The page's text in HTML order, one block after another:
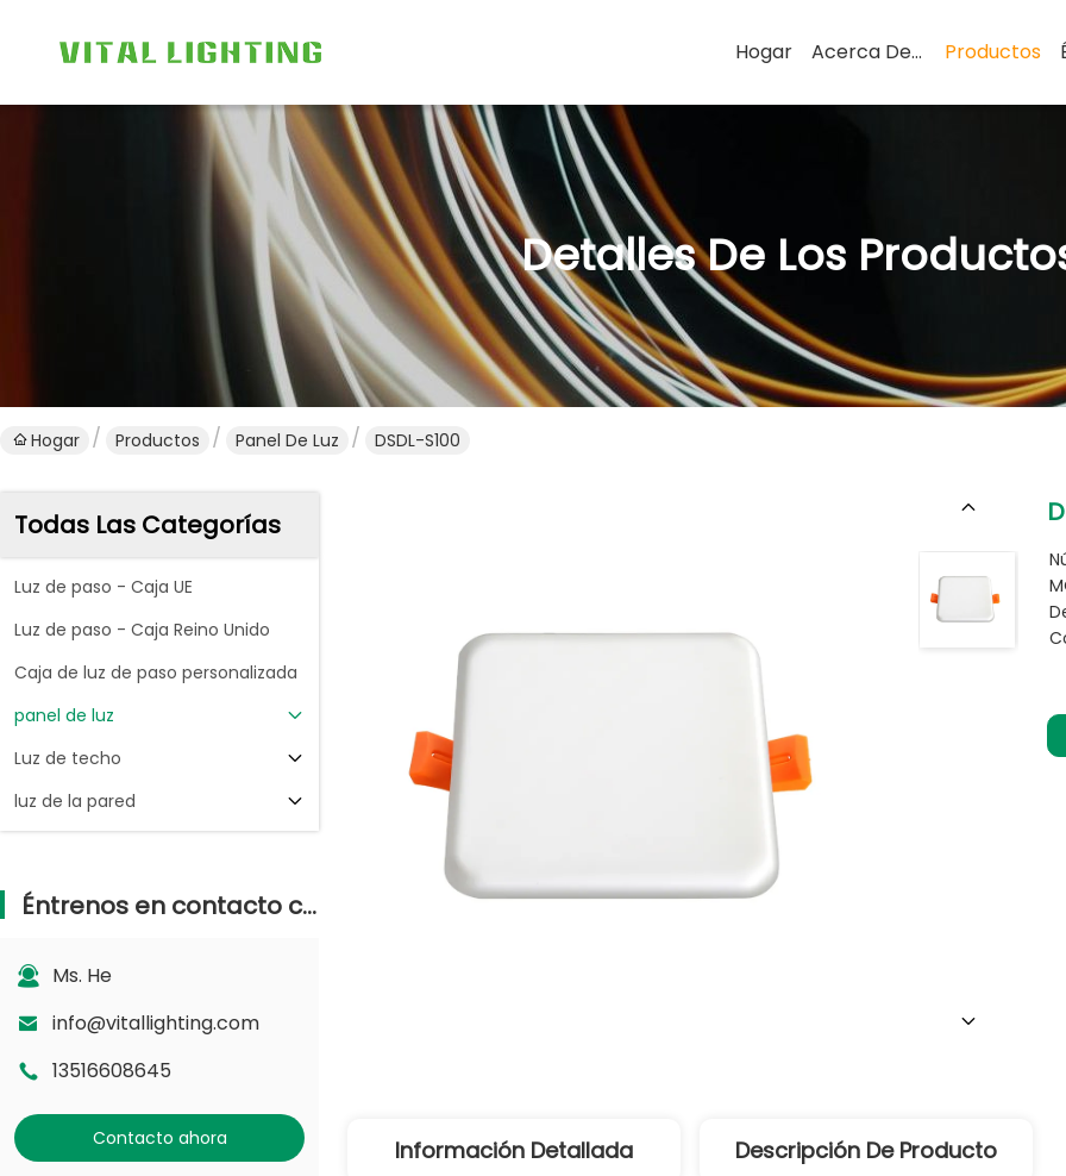
Hogar Acerca De Nosotros Productos
Detalles De Los
Hogar Productos Panel De Luz DSDL-S100
Todas Las Categorías
Luz de paso - Caja UE
Luz de paso - Caja Reino Unido
Caja de luz de paso personalizada
panel de luz
Luz de techo
luz de la pared
Éntrenos en contacto con
Ms. He
info@vitallighting.com
13516608645
Contacto ahora Información Detallada Descripción De Producto